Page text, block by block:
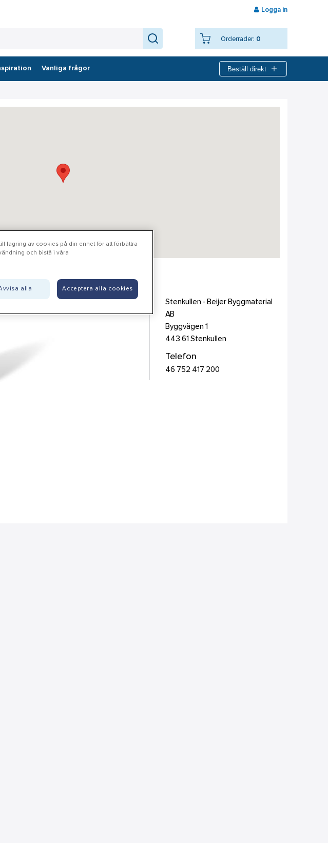
Logga in
Orderrader: 0
Vanliga frågor Beställ direkt
AB
Stenkullen - Beijer Byggmaterial
AB
Byggvägen 1
443 61 Stenkullen
Telefon
46 752 417 200
lagring av cookies på din enhet för att förbättra
och bistå i våra
alla Acceptera alla cookies